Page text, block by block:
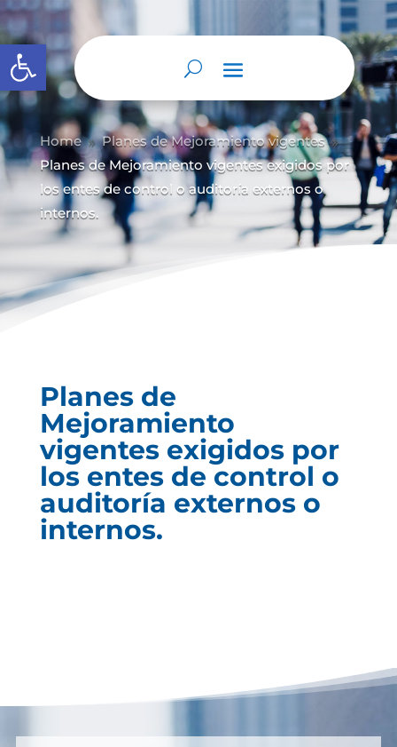
Abrir barra de herramientas
Home 9 Planes de Mejoramiento vigentes 9
Planes de Mejoramiento vigentes exigidos por
los entes de control o auditoría externos o
internos.
Planes de
Mejoramiento
vigentes exigidos por
los entes de control o
auditoría externos o
internos.